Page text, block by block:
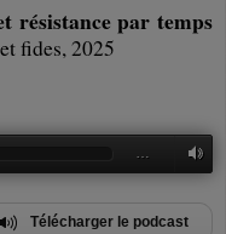
résistance par temps
fides, 2025
…
Télécharger le podcast